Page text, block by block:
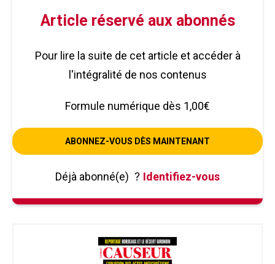
Article réservé aux abonnés
Pour lire la suite de cet article et accéder à
l'intégralité de nos contenus
Formule numérique dès 1,00€
ABONNEZ-VOUS DÈS MAINTENANT
Déjà abonné(e) ? Identifiez-vous